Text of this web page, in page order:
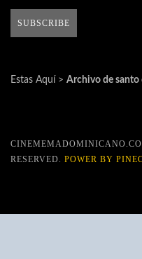
Estas Aquí > Archivo de santo
RESERVED. POWER BY